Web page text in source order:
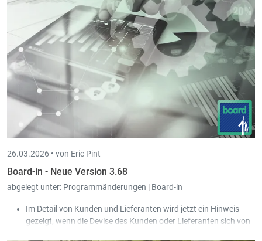
wieder freigegeben, sobald die neue Buchung vom
Benutzer gespeichert wurde.
26.03.2026 • von Eric Pint
Board-in - Neue Version 3.68
abgelegt unter: Programmänderungen | Board-in
Im Detail von Kunden und Lieferanten wird jetzt ein Hinweis
gezeigt, wenn die Devise des Kunden oder Lieferanten sich von